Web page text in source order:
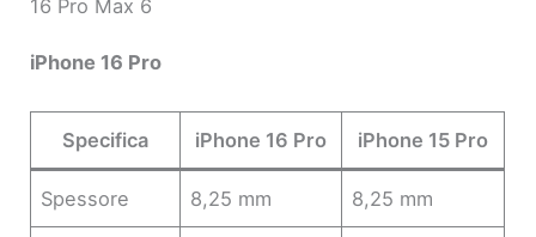
16 Pro Max 6
iPhone 16 Pro
Specifica iPhone 16 Pro iPhone 15 Pro
Spessore 8,25 mm 8,25 mm